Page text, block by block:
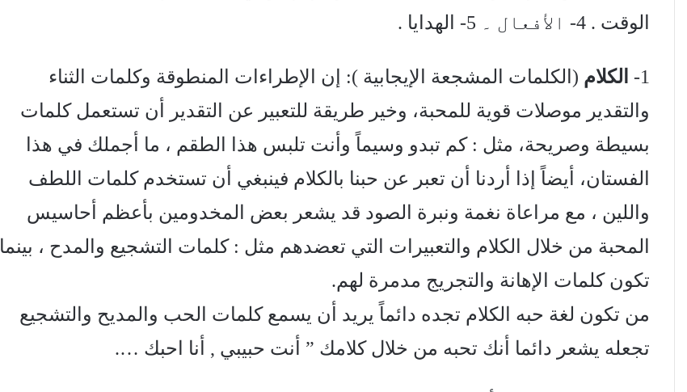
الوقت . 4- الأفعال ۔ 5- الهدايا .
1- الكلام (الكلمات المشجعة الإيجابية ): إن الإطراءات المنطوقة وكلمات الثناء
والتقدير موصلات قوية للمحبة، وخير طريقة للتعبير عن التقدير أن تستعمل كلمات
بسيطة وصريحة، مثل : كم تبدو وسيماً وأنت تلبس هذا الطقم ، ما أجملك في هذا
الفستان، أيضاً إذا أردنا أن تعبر عن حبنا بالكلام فينبغي أن تستخدم كلمات اللطف
واللين ، مع مراعاة نغمة ونبرة الصود قد يشعر بعض المخدومين بأعظم أحاسيس
المحبة من خلال الكلام والتعبيرات التي تعضدهم مثل : كلمات التشجيع والمدح ، بينما
تكون كلمات الإهانة والتجريج مدمرة لهم.
من تكون لغة حبه الكلام تجده دائماً يريد أن يسمع كلمات الحب والمديح والتشجيع
تجعله يشعر دائما أنك تحبه من خلال كلامك ” أنت حبيبي , أنا احبك ….